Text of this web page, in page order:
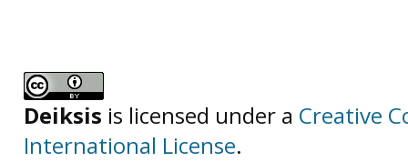
Deiksis is licensed under a Creative
International License.